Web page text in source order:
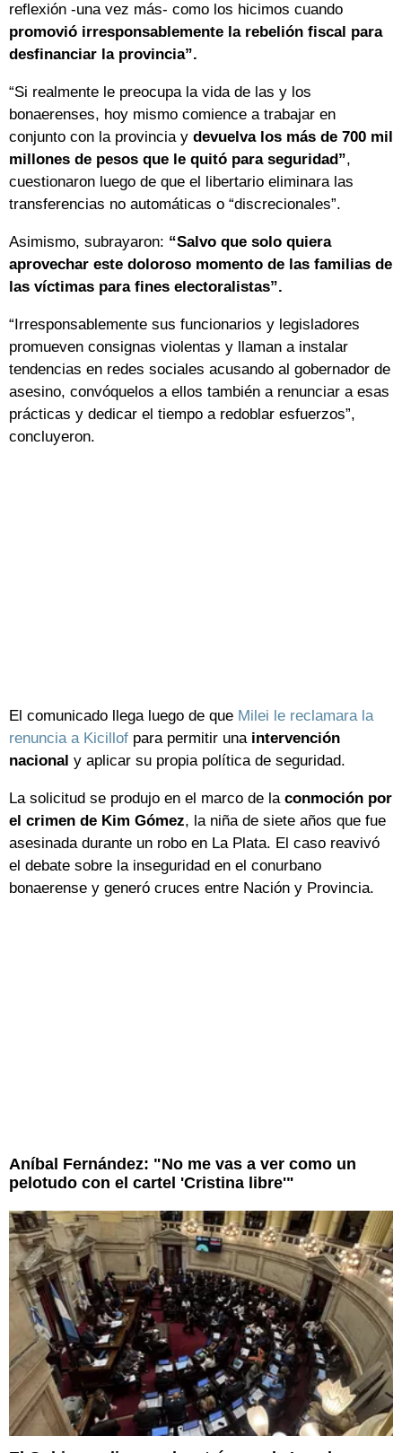
reflexión -una vez más- como los hicimos cuando
promovió irresponsablemente la rebelión fiscal para
desfinanciar la provincia”.
“Si realmente le preocupa la vida de las y los
bonaerenses, hoy mismo comience a trabajar en
conjunto con la provincia y devuelva los más de 700 mil
millones de pesos que le quitó para seguridad”,
cuestionaron luego de que el libertario eliminara las
transferencias no automáticas o “discrecionales”.
Asimismo, subrayaron: “Salvo que solo quiera
aprovechar este doloroso momento de las familias de
las víctimas para fines electoralistas”.
“Irresponsablemente sus funcionarios y legisladores
promueven consignas violentas y llaman a instalar
tendencias en redes sociales acusando al gobernador de
asesino, convóquelos a ellos también a renunciar a esas
prácticas y dedicar el tiempo a redoblar esfuerzos”,
concluyeron.
El comunicado llega luego de que Milei le reclamara la
renuncia a Kicillof para permitir una intervención
nacional y aplicar su propia política de seguridad.
La solicitud se produjo en el marco de la conmoción por
el crimen de Kim Gómez, la niña de siete años que fue
asesinada durante un robo en La Plata. El caso reavivó
el debate sobre la inseguridad en el conurbano
bonaerense y generó cruces entre Nación y Provincia.
Aníbal Fernández: "No me vas a ver como un
pelotudo con el cartel 'Cristina libre'"